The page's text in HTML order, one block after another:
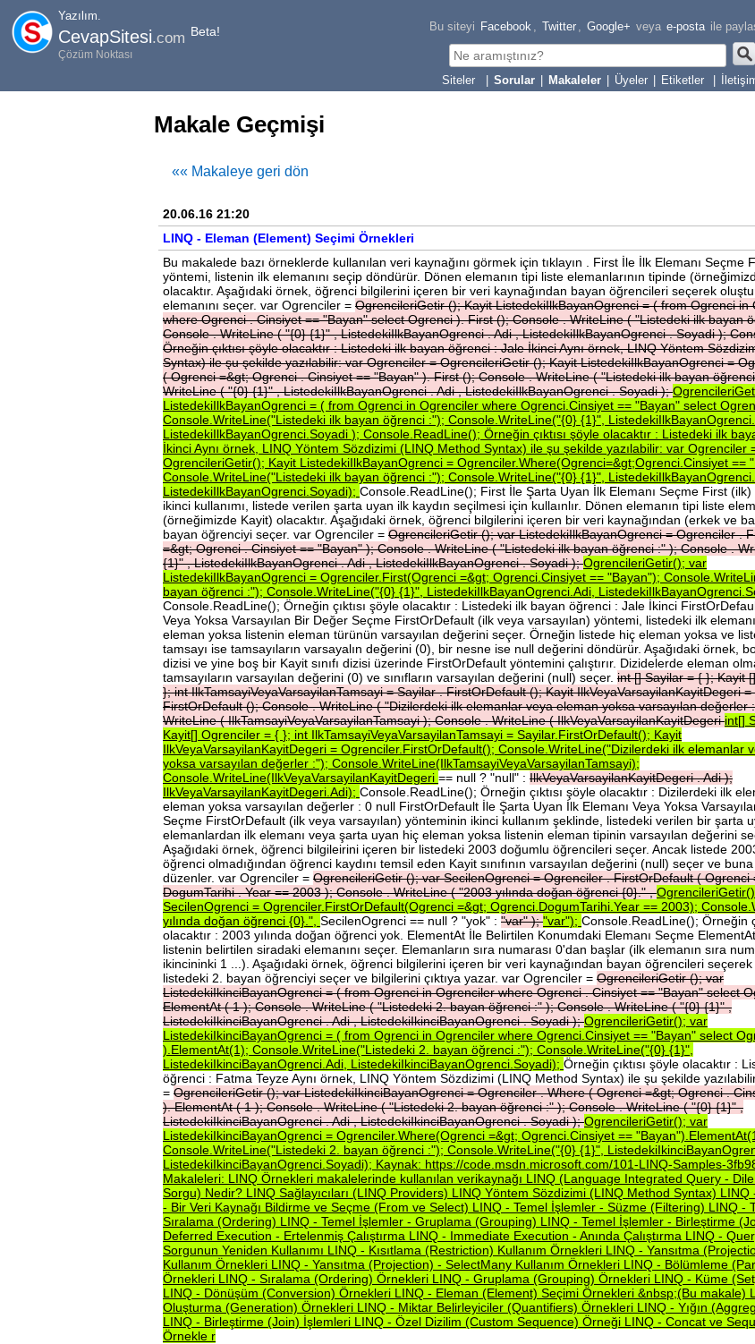
Yazılım.
CevapSitesi.com Beta!
Çözüm Noktası
Bu siteyi Facebook , Twitter , Google+ veya e-posta ile
Sorular Makaleler Üyeler Etiketler
Makale Geçmişi
«« Makaleye geri dön
20.06.16 21:20
LINQ - Eleman (Element) Seçimi Örnekleri
Bu makalede bazı örneklerde kullanılan veri kaynağını görmek için tıklayın . First İle İlk Elemanı Seçme
yöntemi, listenin ilk elemanını seçip döndürür. Dönen elemanın tipi liste elemanlarının tipinde
olacaktır. Aşağıdaki örnek, öğrenci bilgilerini içeren bir veri kaynağından bayan öğrencileri seçerek
elemanını seçer. var Ogrenciler = OgrencileriGetir();KayitListedekiIlkBayanOgrenci=(fromOgrenciin
whereOgrenci.Cinsiyet=="Bayan"selectOgrenci).First();Console.WriteLine("Listedekiilkbayan
Console.WriteLine("{0}{1}",ListedekiIlkBayanOgrenci.Adi,ListedekiIlkBayanOgrenci.Soyadi);
Örneğinçıktısışöyleolacaktır:Listedekiilkbayanöğrenci:JaleİkinciAynıörnek,LINQYöntem
Syntax)ileşuşekildeyazılabilir:varOgrenciler=OgrencileriGetir();KayitListedekiIlkBayanOgrenci=
(Ogrenci=&gt;Ogrenci.Cinsiyet=="Bayan").First();Console.WriteLine("Listedekiilkbayan
WriteLine("{0}{1}",ListedekiIlkBayanOgrenci.Adi,ListedekiIlkBayanOgrenci.Soyadi);
ListedekiIlkBayanOgrenci = ( from Ogrenci in Ogrenciler where Ogrenci.Cinsiyet == "Bayan" select
Console.WriteLine("Listedeki ilk bayan öğrenci :"); Console.WriteLine("{0} {1}",
ListedekiIlkBayanOgrenci.Soyadi ); Console.ReadLine(); Örneğin çıktısı şöyle olacaktır : Listedeki ilk
İkinciAynı örnek, LINQ Yöntem Sözdizimi (LINQ Method Syntax) ile şu şekilde yazılabilir: var Ogrenciler
OgrencileriGetir(); Kayit ListedekiIlkBayanOgrenci = Ogrenciler.Where(Ogrenci=&gt;Ogrenci.Cinsiyet ==
Console.WriteLine("Listedeki ilk bayan öğrenci :"); Console.WriteLine("{0} {1}",
ListedekiIlkBayanOgrenci.Soyadi); Console.ReadLine(); First İle Şarta Uyan İlk Elemanı Seçme First (ilk)
ikinci kullanımı, listede verilen şarta uyan ilk kaydın seçilmesi için kullaınlır. Dönen elemanın tipi liste
(örneğimizde Kayit) olacaktır. Aşağıdaki örnek, öğrenci bilgilerini içeren bir veri kaynağından (erkek ve
bayan öğrenciyi seçer. var Ogrenciler = OgrencileriGetir();varListedekiIlkBayanOgrenci=Ogrenciler.
=&gt;Ogrenci.Cinsiyet=="Bayan");Console.WriteLine("Listedekiilkbayanöğrenci:");Console.
{1}",ListedekiIlkBayanOgrenci.Adi,ListedekiIlkBayanOgrenci.Soyadi);OgrencileriGetir(); var
ListedekiIlkBayanOgrenci = Ogrenciler.First(Ogrenci =&gt; Ogrenci.Cinsiyet == "Bayan");
bayan öğrenci :"); Console.WriteLine("{0} {1}", ListedekiIlkBayanOgrenci.Adi,
Console.ReadLine(); Örneğin çıktısı şöyle olacaktır : Listedeki ilk bayan öğrenci : Jale İkinci
Veya Yoksa Varsayılan Bir Değer Seçme FirstOrDefault (ilk veya varsayılan) yöntemi, listedeki ilk
eleman yoksa listenin eleman türünün varsayılan değerini seçer. Örneğin listede hiç eleman yoksa ve
tamsayı ise tamsayıların varsayalın değerini (0), bir nesne ise null değerini döndürür. Aşağıdaki örnek,
dizisi ve yine boş bir Kayit sınıfı dizisi üzerinde FirstOrDefault yöntemini çalıştırır. Dizidelerde eleman
tamsayıların varsayılan değerini (0) ve sınıfların varsayılan değerini (null) seçer. int[]Sayilar={};Kayit
};intIlkTamsayiVeyaVarsayilanTamsayi=Sayilar.FirstOrDefault();KayitIlkVeyaVarsayilanKayitDegeri=
FirstOrDefault();Console.WriteLine("Dizilerdekiilkelemanlarveyaelemanyoksavarsayılandeğerler
WriteLine(IlkTamsayiVeyaVarsayilanTamsayi);Console.WriteLine(IlkVeyaVarsayilanKayitDegeriint[]
Kayit[] Ogrenciler = { }; int IlkTamsayiVeyaVarsayilanTamsayi = Sayilar.FirstOrDefault(); Kayit
IlkVeyaVarsayilanKayitDegeri = Ogrenciler.FirstOrDefault(); Console.WriteLine("Dizilerdeki ilk elemanlar
yoksa varsayılan değerler :"); Console.WriteLine(IlkTamsayiVeyaVarsayilanTamsayi);
Console.WriteLine(IlkVeyaVarsayilanKayitDegeri == null ? "null" : IlkVeyaVarsayilanKayitDegeri.Adi);
IlkVeyaVarsayilanKayitDegeri.Adi); Console.ReadLine(); Örneğin çıktısı şöyle olacaktır : Dizilerdeki ilk
eleman yoksa varsayılan değerler : 0 null FirstOrDefault İle Şarta Uyan İlk Elemanı Veya Yoksa
Seçme FirstOrDefault (ilk veya varsayılan) yönteminin ikinci kullanım şeklinde, listedeki verilen bir şarta
elemanlardan ilk elemanı veya şarta uyan hiç eleman yoksa listenin eleman tipinin varsayılan değerini
Aşağıdaki örnek, öğrenci bilgileirini içeren bir listedeki 2003 doğumlu öğrencileri seçer. Ancak listede
öğrenci olmadığından öğrenci kaydını temsil eden Kayit sınıfının varsayılan değerini (null) seçer ve buna
düzenler. var Ogrenciler = OgrencileriGetir();varSecilenOgrenci=Ogrenciler.FirstOrDefault(Ogrenci
DogumTarihi.Year==2003);Console.WriteLine("2003yılındadoğanöğrenci{0}.",
SecilenOgrenci = Ogrenciler.FirstOrDefault(Ogrenci =&gt; Ogrenci.DogumTarihi.Year == 2003);
yılında doğan öğrenci {0}.", SecilenOgrenci == null ? "yok" : "var");"var"); Console.ReadLine(); Örneğin
olacaktır : 2003 yılında doğan öğrenci yok. ElementAt İle Belirtilen Konumdaki Elemanı Seçme
listenin belirtilen siradaki elemanını seçer. Elemanların sıra numarası 0'dan başlar (ilk elemanın sıra
ikincininki 1 ...). Aşağıdaki örnek, öğrenci bilgilerini içeren bir veri kaynağından bayan öğrencileri
listedeki 2. bayan öğrenciyi seçer ve bilgilerini çıktıya yazar. var Ogrenciler = OgrencileriGetir();var
ListedekiIkinciBayanOgrenci=(fromOgrenciinOgrencilerwhereOgrenci.Cinsiyet=="Bayan"select
ElementAt(1);Console.WriteLine("Listedeki2.bayanöğrenci:");Console.WriteLine("{0}{1}",
ListedekiIkinciBayanOgrenci.Adi,ListedekiIkinciBayanOgrenci.Soyadi);OgrencileriGetir(); var
ListedekiIkinciBayanOgrenci = ( from Ogrenci in Ogrenciler where Ogrenci.Cinsiyet == "Bayan" select
).ElementAt(1); Console.WriteLine("Listedeki 2. bayan öğrenci :"); Console.WriteLine("{0} {1}",
ListedekiIkinciBayanOgrenci.Adi, ListedekiIkinciBayanOgrenci.Soyadi); Örneğin çıktısı şöyle olacaktır :
öğrenci : Fatma Teyze Aynı örnek, LINQ Yöntem Sözdizimi (LINQ Method Syntax) ile şu şekilde
= OgrencileriGetir();varListedekiIkinciBayanOgrenci=Ogrenciler.Where(Ogrenci=&gt;Ogrenci.
).ElementAt(1);Console.WriteLine("Listedeki2.bayanöğrenci:");Console.WriteLine("{0}{1}",
ListedekiIkinciBayanOgrenci.Adi,ListedekiIkinciBayanOgrenci.Soyadi);OgrencileriGetir(); var
ListedekiIkinciBayanOgrenci = Ogrenciler.Where(Ogrenci =&gt; Ogrenci.Cinsiyet ==
Console.WriteLine("Listedeki 2. bayan öğrenci :"); Console.WriteLine("{0} {1}",
ListedekiIkinciBayanOgrenci.Soyadi); Kaynak: https://code.msdn.microsoft.com/101-LINQ-Samples-
Makaleleri: LINQ Örnekleri makalelerinde kullanılan verikaynağı LINQ (Language Integrated Query - Dile
Sorgu) Nedir? LINQ Sağlayıcıları (LINQ Providers) LINQ Yöntem Sözdizimi (LINQ Method Syntax) LINQ
- Bir Veri Kaynağı Bildirme ve Seçme (From ve Select) LINQ - Temel İşlemler - Süzme (Filtering) LINQ -
Sıralama (Ordering) LINQ - Temel İşlemler - Gruplama (Grouping) LINQ - Temel İşlemler - Birleştirme
Deferred Execution - Ertelenmiş Çalıştırma LINQ - Immediate Execution - Anında Çalıştırma LINQ -
Sorgunun Yeniden Kullanımı LINQ - Kısıtlama (Restriction) Kullanım Örnekleri LINQ - Yansıtma
Kullanım Örnekleri LINQ - Yansıtma (Projection) - SelectMany Kullanım Örnekleri LINQ - Bölümleme
Örnekleri LINQ - Sıralama (Ordering) Örnekleri LINQ - Gruplama (Grouping) Örnekleri LINQ - Küme
LINQ - Dönüşüm (Conversion) Örnekleri LINQ - Eleman (Element) Seçimi Örnekleri &nbsp;(Bu makale)
Oluşturma (Generation) Örnekleri LINQ - Miktar Belirleyiciler (Quantifiers) Örnekleri LINQ - Yığın
LINQ - Birleştirme (Join) İşlemleri LINQ - Özel Dizilim (Custom Sequence) Örneği LINQ - Concat ve
Örnekle r